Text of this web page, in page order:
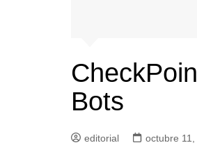
Bots
editorial octubre 11,